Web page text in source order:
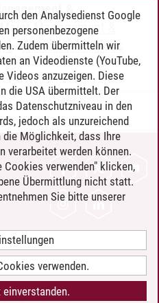
&
Major Management &
-Research Methods
den Analysedienst Google
personenbezogene
Zudem übermitteln wir
an Videodienste (YouTube,
Videos anzuzeigen. Diese
die USA übermittelt. Der
Datenschutzniveau in den
jedoch als unzureichend
Möglichkeit, dass Ihre
verarbeitet werden können.
Cookies verwenden" klicken,
Übermittlung nicht statt.
Sie bitte unserer
verwenden.